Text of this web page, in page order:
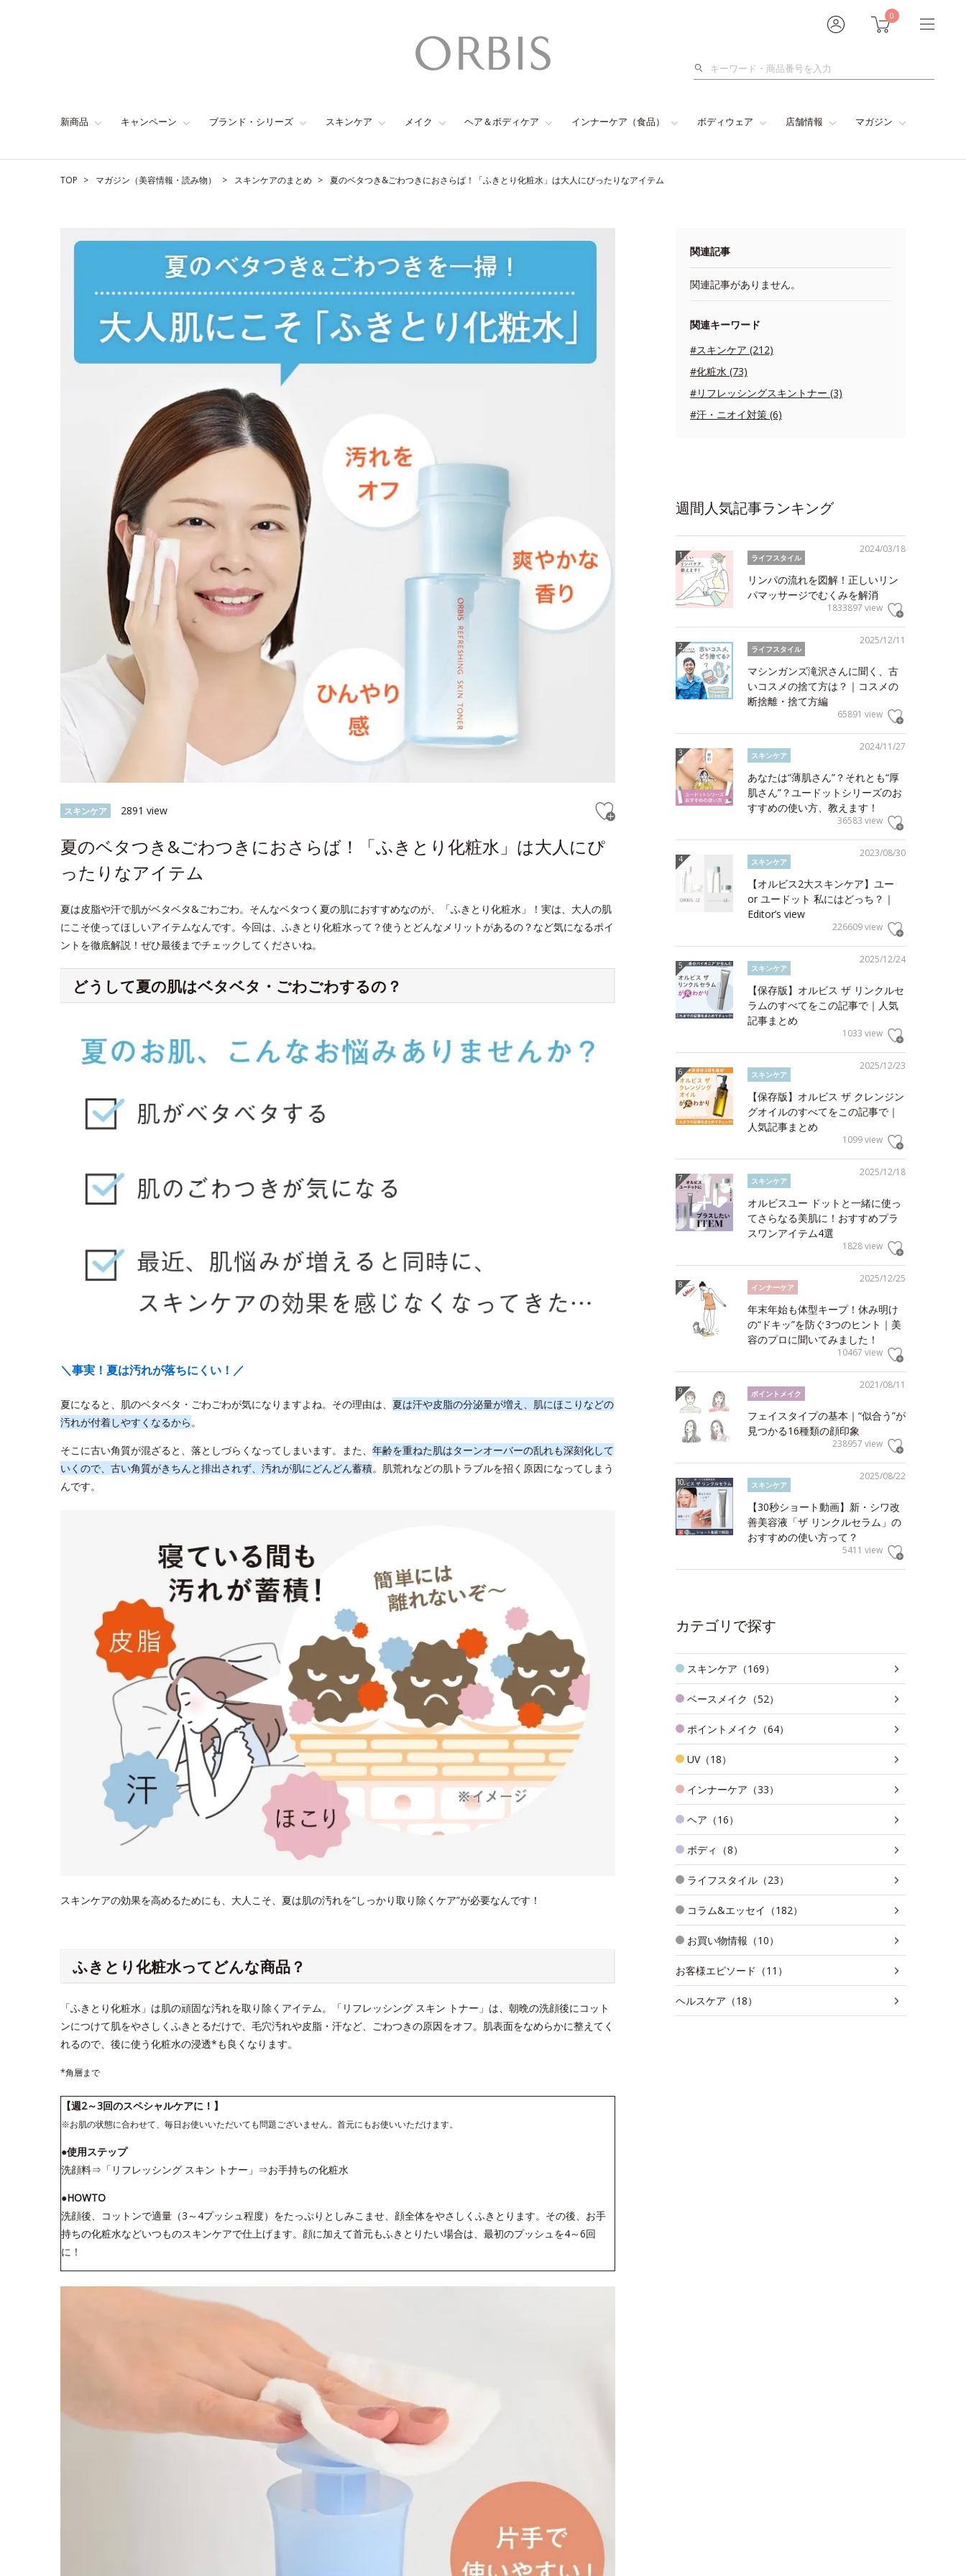
0
検
新商品 キャンペーン ブランド・シリーズ スキンケア メイク ヘア＆ボディケア インナーケア（食品） ボディウェア 店舗情報 マガジン
TOP マガジン（美容情報・読み物） スキンケアのまとめ 夏のベタつき&ごわつきにおさらば！「ふきとり化粧水」は大人にぴったりなアイテム
スキンケア 2891 view
夏のベタつき&ごわつきにおさらば！「ふきとり化粧水」は大人にぴ
ったりなアイテム
夏は皮脂や汗で肌がベタベタ&ごわごわ。そんなベタつく夏の肌におすすめなのが、「ふきとり化粧水」！実は、大人の肌
にこそ使ってほしいアイテムなんです。今回は、ふきとり化粧水って？使うとどんなメリットがあるの？など気になるポイ
ントを徹底解説！ぜひ最後までチェックしてくださいね。
どうして夏の肌はベタベタ・ごわごわするの？
＼事実！夏は汚れが落ちにくい！／
夏になると、肌のベタベタ・ごわごわが気になりますよね。その理由は、 夏は汗や皮脂の分泌量が増え、肌にほこりなどの
汚れが付着しやすくなるから 。
そこに古い角質が混ざると、落としづらくなってしまいます。また、 年齢を重ねた肌はターンオーバーの乱れも深刻化して
いくので、古い角質がきちんと排出されず、汚れが肌にどんどん蓄積。肌荒れなどの肌トラブルを招く原因になってしまう
んです。
スキンケアの効果を高めるためにも、大人こそ、夏は肌の汚れを“しっかり取り除くケア”が必要なんです！
ふきとり化粧水ってどんな商品？
「ふきとり化粧水」は肌の頑固な汚れを取り除くアイテム。「リフレッシング スキン トナー」は、朝晩の洗顔後にコット
ンにつけて肌をやさしくふきとるだけで、毛穴汚れや皮脂・汗など、ごわつきの原因をオフ。肌表面をなめらかに整えてく
れるので、後に使う化粧水の浸透*も良くなります。
*角層まで
【週2～3回のスペシャルケアに！】
※お肌の状態に合わせて、毎日お使いいただいても問題ございません。首元にもお使いいただけます。
●使用ステップ
洗顔料⇒「リフレッシング スキン トナー」⇒お手持ちの化粧水
●HOWTO
洗顔後、コットンで適量（3～4プッシュ程度）をたっぷりとしみこませ、顔全体をやさしくふきとります。その後、お手
持ちの化粧水などいつものスキンケアで仕上げます。顔に加えて首元もふきとりたい場合は、最初のプッシュを4～6回
に！
関連記事
関連記事がありません。
関連キーワード
#スキンケア (212)
#化粧水 (73)
#リフレッシングスキントナー (3)
#汗・ニオイ対策 (6)
週間人気記事ランキング
2024/03/18
ライフスタイル
リンパの流れを図解！正しいリン
パマッサージでむくみを解消
1833897 view
2025/12/11
ライフスタイル
マシンガンズ滝沢さんに聞く、古
いコスメの捨て方は？｜コスメの
断捨離・捨て方編
65891 view
2024/11/27
スキンケア
あなたは“薄肌さん”？それとも“厚
肌さん”？ユードットシリーズのお
すすめの使い方、教えます！
36583 view
2023/08/30
スキンケア
【オルビス2大スキンケア】ユー
or ユードット 私にはどっち？｜
Editor’s view
226609 view
2025/12/24
スキンケア
【保存版】オルビス ザ リンクルセ
ラムのすべてをこの記事で｜人気
記事まとめ
1033 view
2025/12/23
スキンケア
【保存版】オルビス ザ クレンジン
グオイルのすべてをこの記事で｜
人気記事まとめ
1099 view
2025/12/18
スキンケア
オルビスユー ドットと一緒に使っ
てさらなる美肌に！おすすめプラ
スワンアイテム4選
1828 view
2025/12/25
インナーケア
年末年始も体型キープ！休み明け
の“ドキッ”を防ぐ3つのヒント｜美
容のプロに聞いてみました！
10467 view
2021/08/11
ポイントメイク
フェイスタイプの基本｜“似合う”が
見つかる16種類の顔印象
238957 view
2025/08/22
スキンケア
【30秒ショート動画】新・シワ改
善美容液「ザ リンクルセラム」の
おすすめの使い方って？
5411 view
カテゴリで探す
スキンケア（169）
ベースメイク（52）
ポイントメイク（64）
UV（18）
インナーケア（33）
ヘア（16）
ボディ（8）
ライフスタイル（23）
コラム&エッセイ（182）
お買い物情報（10）
お客様エピソード（11）
ヘルスケア（18）